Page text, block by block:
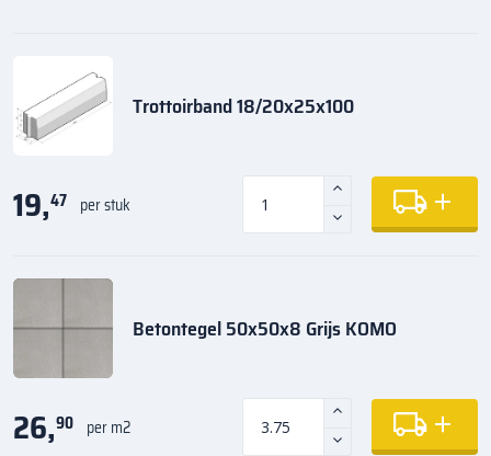
Trottoirband 18/20x25x100
19,47 per stuk
Betontegel 50x50x8 Grijs KOMO
26,90 per m2